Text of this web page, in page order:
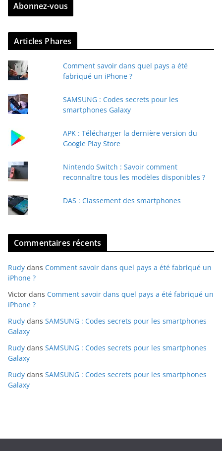
z
v
r
e
e
a
Abonnez-vous
Articles Phares
Comment savoir dans quel pays a été
fabriqué un iPhone ?
SAMSUNG : Codes secrets pour les
smartphones Galaxy
APK : Télécharger la dernière version du
Google Play Store
Nintendo Switch : Savoir comment
reconnaître tous les modèles disponibles ?
DAS : Classement des smartphones
Commentaires récents
Rudy dans Comment savoir dans quel pays a été fabriqué un
iPhone ?
Victor dans Comment savoir dans quel pays a été fabriqué un
iPhone ?
Rudy dans SAMSUNG : Codes secrets pour les smartphones
Galaxy
Rudy dans SAMSUNG : Codes secrets pour les smartphones
Galaxy
Rudy dans SAMSUNG : Codes secrets pour les smartphones
Galaxy